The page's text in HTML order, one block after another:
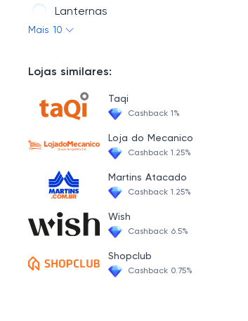
Materiais Elétricos
Climatização e Ventilação
Louças, Pias e Metais
Materiais Hidráulicos
Lanternas
Óculos de Proteção
Capacete de Segurança
Mais 10
Lojas similares:
Taqi
Cashback 1%
Loja do Mecanico
Cashback 1.25%
Martins Atacado
Cashback 1.25%
Wish
Cashback 6.5%
Shopclub
Cashback 0.75%